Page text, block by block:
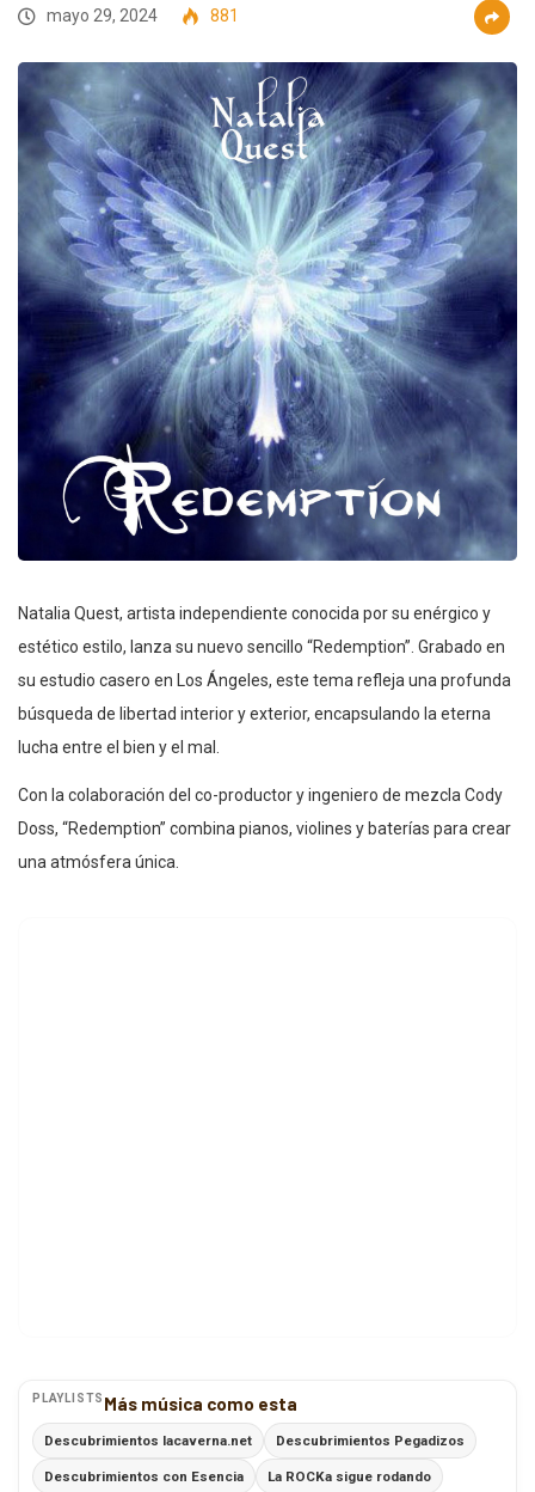
mayo 29, 2024
881
Natalia Quest, artista independiente conocida por su enérgico y
estético estilo, lanza su nuevo sencillo “Redemption”. Grabado en
su estudio casero en Los Ángeles, este tema refleja una profunda
búsqueda de libertad interior y exterior, encapsulando la eterna
lucha entre el bien y el mal.
Con la colaboración del co-productor y ingeniero de mezcla Cody
Doss, “Redemption” combina pianos, violines y baterías para crear
una atmósfera única.
PLAYLISTS Más música como esta
Descubrimientos lacaverna.net Descubrimientos Pegadizos
Descubrimientos con Esencia La ROCKa sigue rodando